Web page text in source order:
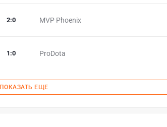
MVP Phoenix
2:0
ProDota
1 :0
ПОКАЗАТЬ ЕЩЕ